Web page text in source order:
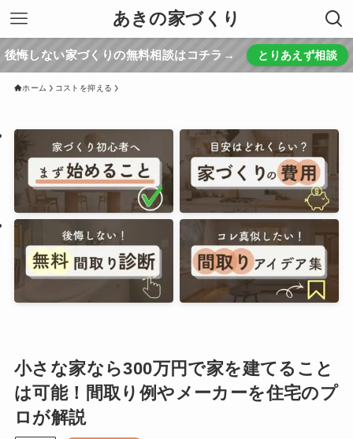
あきの家づくり
後悔しない家づくりの無料相談はコチラ→ とりあえず相談
ホーム コストを抑える
小さな家なら300万円で家を建てること
は可能！間取り例やメーカーを住宅のプ
ロが解説